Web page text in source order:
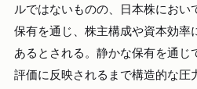
ルではないものの、日本株におい
保有を通じ、株主構成や資本効率
あるとされる。静かな保有を通じ
評価に反映されるまで構造的な圧